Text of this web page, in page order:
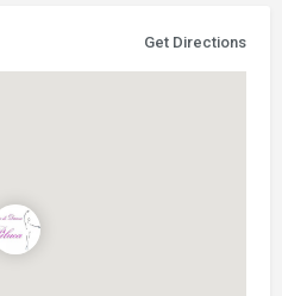
Get Directions